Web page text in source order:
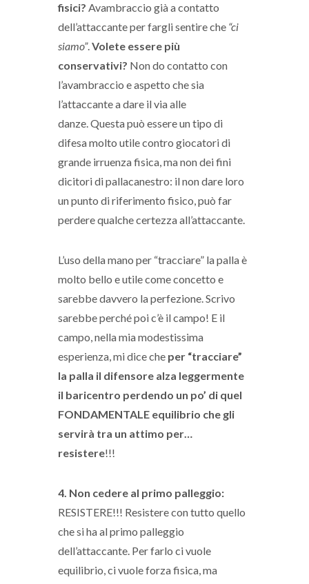
fisici? Avambraccio già a contatto
dell’attaccante per fargli sentire che “ci
siamo”.Volete essere più
conservativi? Non do contatto con
l’avambraccio e aspetto che sia
l’attaccante a dare il via alle
danze. Questa può essere un tipo di
difesa molto utile contro giocatori di
grande irruenza fisica, ma non dei fini
dicitori di pallacanestro: il non dare loro
un punto di riferimento fisico, può far
perdere qualche certezza all’attaccante.
L’uso della mano per “tracciare” la palla è
molto bello e utile come concetto e
sarebbe davvero la perfezione. Scrivo
sarebbe perché poi c’è il campo! E il
campo, nella mia modestissima
esperienza, mi dice che per “tracciare”
la palla il difensore alza leggermente
il baricentro perdendo un po’ di quel
FONDAMENTALE equilibrio che gli
servirà tra un attimo per…
resistere!!!
4. Non cedere al primo palleggio:
RESISTERE!!! Resistere con tutto quello
che si ha al primo palleggio
dell’attaccante. Per farlo ci vuole
equilibrio, ci vuole forza fisica, ma